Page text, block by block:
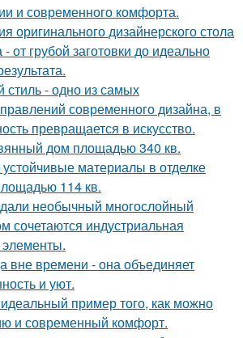
и современного комфорта.
оригинального дизайнерского стола
от грубой заготовки до идеально
стиль - одно из самых
современного дизайна, в
превращается в искусство.
дом площадью 340 кв.
материалы в отделке
114 кв.
необычный многослойный
сочетаются индустриальная
элементы.
вне времени - она объединяет
и уют.
пример того, как можно
и современный комфорт.